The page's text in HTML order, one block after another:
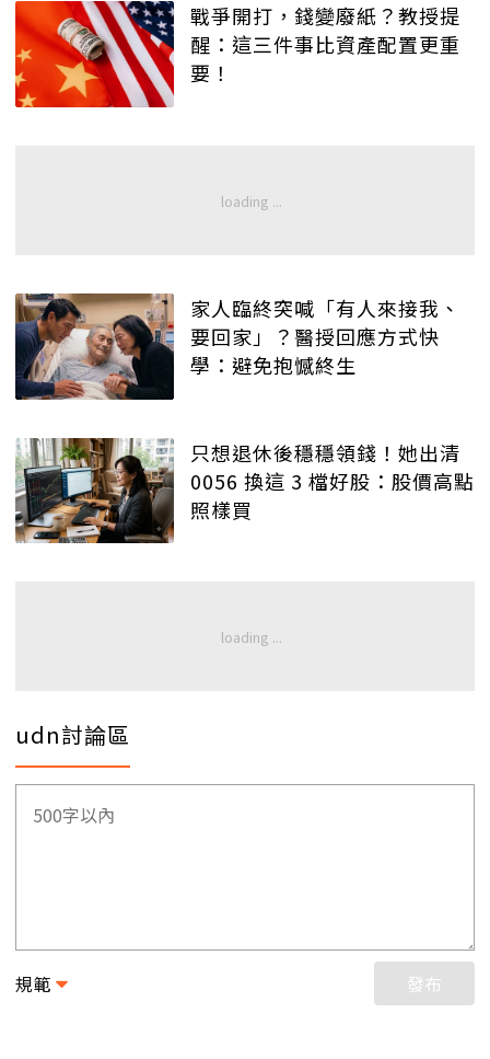
戰爭開打，錢變廢紙？教授提
醒：這三件事比資產配置更重
要！
家人臨終突喊「有人來接我、
要回家」？醫授回應方式快
學：避免抱憾終生
只想退休後穩穩領錢！她出清
0056 換這 3 檔好股：股價高點
照樣買
udn討論區
規範 發布